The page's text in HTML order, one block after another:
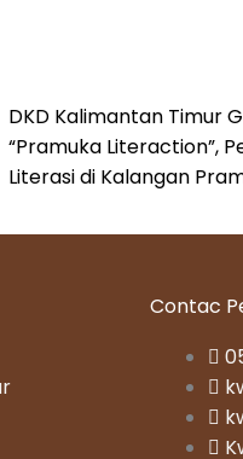
DKD Kalimantan Timur
“Pramuka Literaction”,
Literasi di Kalangan
Contac